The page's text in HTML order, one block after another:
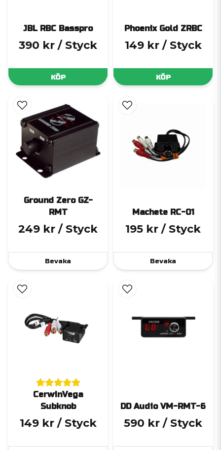
JBL RBC Basspro
390 kr / Styck
KÖP
Phoenix Gold ZRBC
149 kr / Styck
KÖP
Ground Zero GZ-
RMT
249 kr / Styck
Bevaka
Machete RC-01
195 kr / Styck
Bevaka
CerwinVega
Subknob
149 kr / Styck
DD Audio VM-RMT-6
590 kr / Styck